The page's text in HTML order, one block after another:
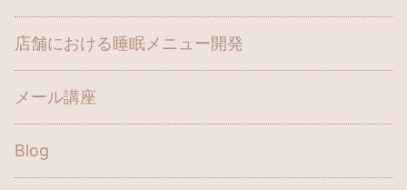
店舗における睡眠メニュー開発
メール講座
Blog